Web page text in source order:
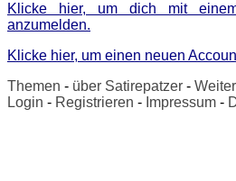
Klicke hier, um dich mit
anzumelden.
Klicke hier, um einen neuen
Themen - über Satirepatzer -
Login - Registrieren - Impressum -